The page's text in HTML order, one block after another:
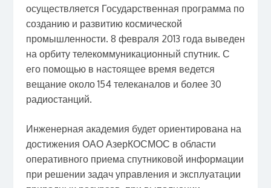
осуществляется Государственная программа по
созданию и развитию космической
промышленности. 8 февраля 2013 года выведен
на орбиту телекоммуникационный спутник. С
его помощью в настоящее время ведется
вещание около 154 телеканалов и более 30
радиостанций.
Инженерная академия будет ориентирована на
достижения ОАО АзерКОСМОС в области
оперативного приема спутниковой информации
при решении задач управления и эксплуатации